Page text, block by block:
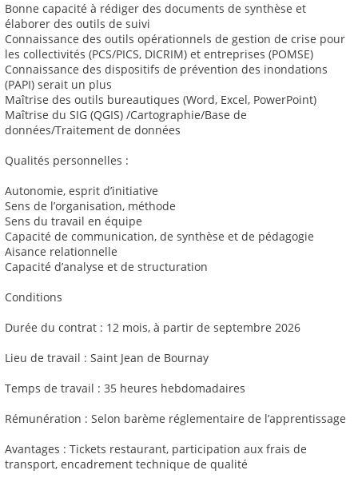
Bonne capacité à rédiger des documents de synthèse et
élaborer des outils de suivi
Connaissance des outils opérationnels de gestion de crise pour
les collectivités (PCS/PICS, DICRIM) et entreprises (POMSE)
Connaissance des dispositifs de prévention des inondations
(PAPI) serait un plus
Maîtrise des outils bureautiques (Word, Excel, PowerPoint)
Maîtrise du SIG (QGIS) /Cartographie/Base de
données/Traitement de données
Qualités personnelles :
Autonomie, esprit d’initiative
Sens de l’organisation, méthode
Sens du travail en équipe
Capacité de communication, de synthèse et de pédagogie
Aisance relationnelle
Capacité d’analyse et de structuration
Conditions
Durée du contrat : 12 mois, à partir de septembre 2026
Lieu de travail : Saint Jean de Bournay
Temps de travail : 35 heures hebdomadaires
Rémunération : Selon barème réglementaire de l’apprentissage
Avantages : Tickets restaurant, participation aux frais de
transport, encadrement technique de qualité